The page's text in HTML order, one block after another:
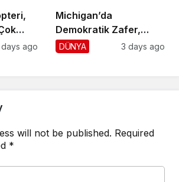
ago
Michigan’da
Demokratik Zafer,
Cumhuriyetçilere
DÜNYA 3 days ago
will not be published. Required
*